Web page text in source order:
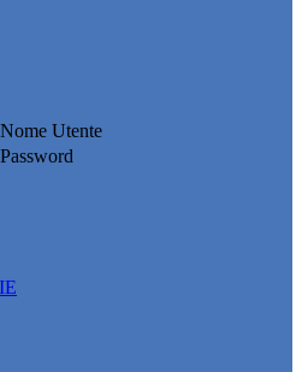
Nome Utente
Password